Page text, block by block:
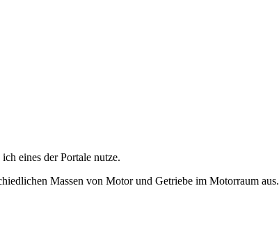
eines der Portale nutze.
Massen von Motor und Getriebe im Motorraum aus.